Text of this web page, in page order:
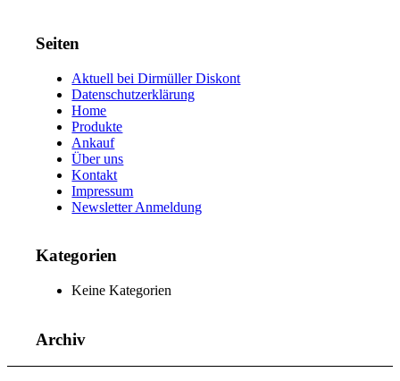
Seiten
Aktuell bei Dirmüller Diskont
Datenschutzerklärung
Home
Produkte
Ankauf
Über uns
Kontakt
Impressum
Newsletter Anmeldung
Kategorien
Keine Kategorien
Archiv